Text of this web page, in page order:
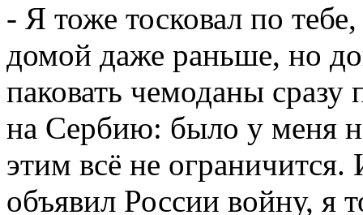
- Я тоже тосковал по
домой даже раньше, но
паковать чемоданы сразу
на Сербию: было у меня
этим всё не
объявил России войну, я